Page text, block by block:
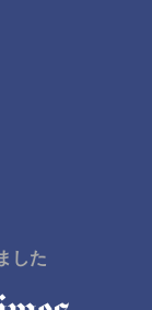
した